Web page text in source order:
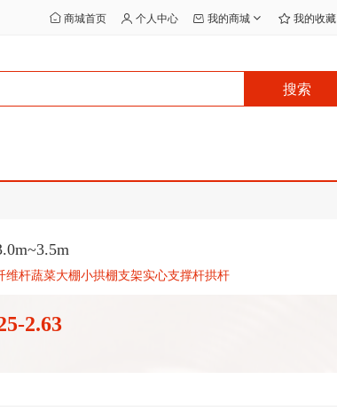
商城首页 个人中心 我的商城 我的收藏
搜索
维杆蔬菜大棚小拱棚支架实心支撑杆拱杆
2.63